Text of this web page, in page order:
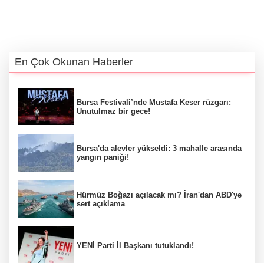
En Çok Okunan Haberler
Bursa Festivali’nde Mustafa Keser rüzgarı:
Unutulmaz bir gece!
Bursa'da alevler yükseldi: 3 mahalle arasında
yangın paniği!
Hürmüz Boğazı açılacak mı? İran'dan ABD'ye
sert açıklama
YENİ Parti İl Başkanı tutuklandı!